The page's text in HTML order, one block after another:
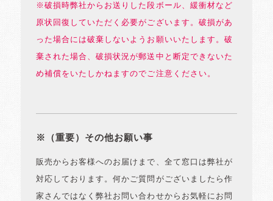
※破損時弊社からお送りした段ボール、緩衝材など
原状回復していただく必要がございます。破損があ
った場合には破棄しないようお願いいたします。破
棄された場合、破損状況が郵送中と断定できないた
め補償をいたしかねますのでご注意ください。
※（重要）その他お願い事
販売からお客様へのお届けまで、全て窓口は弊社が
対応しております。何かご質問がございましたら作
家さんではなく弊社お問い合わせからお気軽にお問